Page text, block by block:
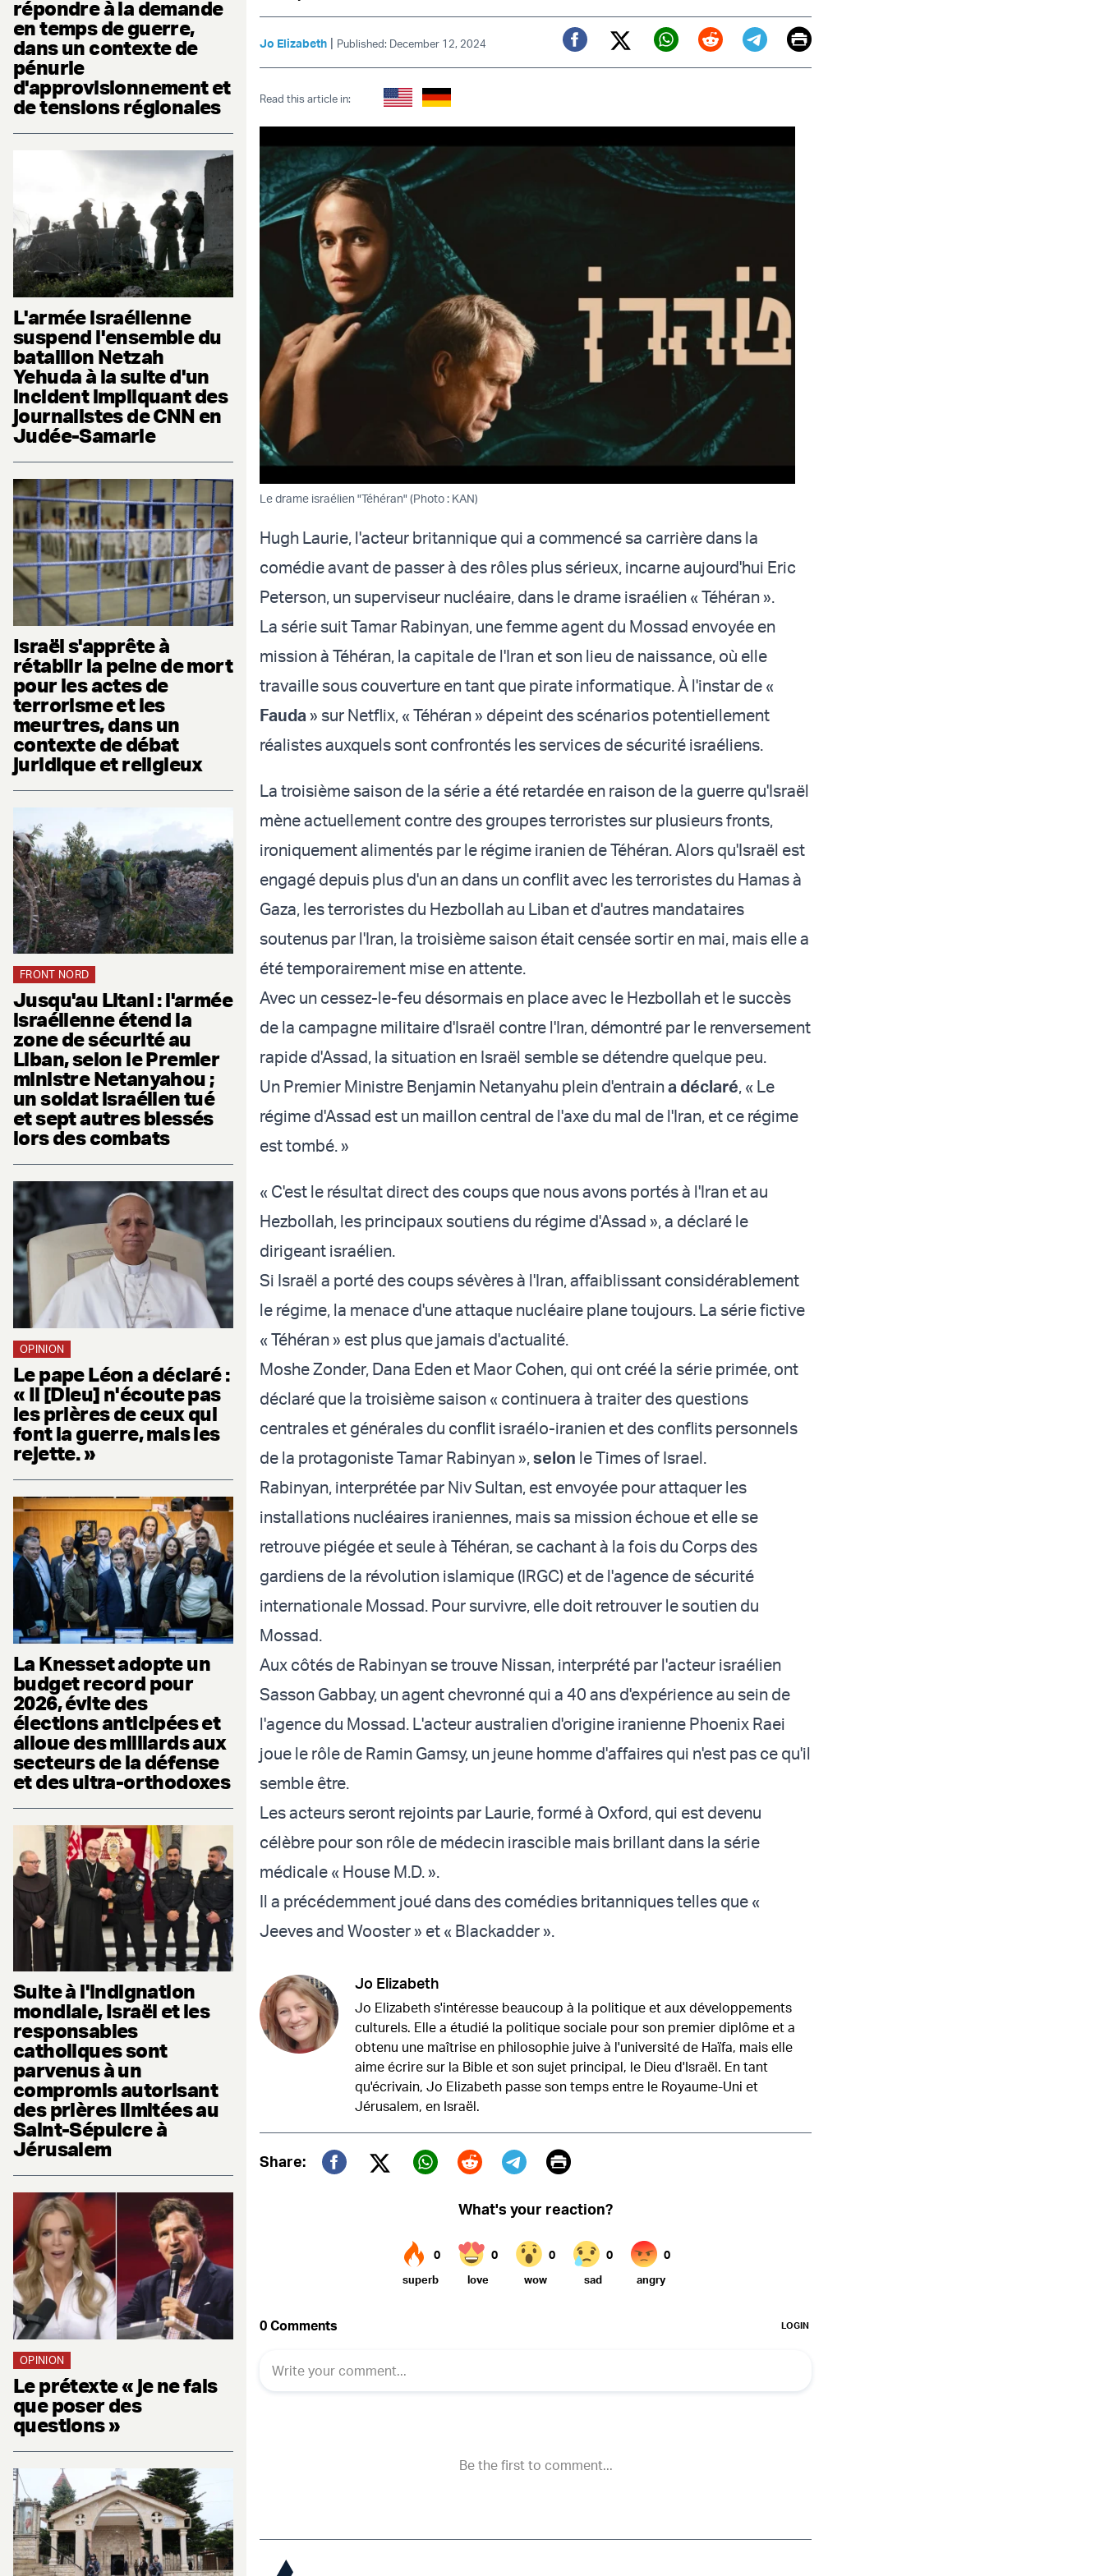
répondre à la demande
en temps de guerre,
dans un contexte de
pénurie
d'approvisionnement et
de tensions régionales
L'armée israélienne
suspend l'ensemble du
bataillon Netzah
Yehuda à la suite d'un
incident impliquant des
journalistes de CNN en
Judée-Samarie
Israël s'apprête à
rétablir la peine de mort
pour les actes de
terrorisme et les
meurtres, dans un
contexte de débat
juridique et religieux
FRONT NORD
Jusqu'au Litani : l'armée
israélienne étend la
zone de sécurité au
Liban, selon le Premier
ministre Netanyahou ;
un soldat israélien tué
et sept autres blessés
lors des combats
OPINION
Le pape Léon a déclaré :
« Il [Dieu] n'écoute pas
les prières de ceux qui
font la guerre, mais les
rejette. »
La Knesset adopte un
budget record pour
2026, évite des
élections anticipées et
alloue des milliards aux
secteurs de la défense
et des ultra-orthodoxes
Suite à l'indignation
mondiale, Israël et les
responsables
catholiques sont
parvenus à un
compromis autorisant
des prières limitées au
Saint-Sépulcre à
Jérusalem
OPINION
Le prétexte « je ne fais
que poser des
questions »
Jo Elizabeth | Published: December 12, 2024
Facebook
Twitter (X)
Whatsapp
RedditTelegram
EmailPrint
Read this article in:
Le drame israélien "Téhéran" (Photo : KAN)
Hugh Laurie, l'acteur britannique qui a commencé sa carrière dans la
comédie avant de passer à des rôles plus sérieux, incarne aujourd'hui Eric
Peterson, un superviseur nucléaire, dans le drame israélien « Téhéran ».
La série suit Tamar Rabinyan, une femme agent du Mossad envoyée en
mission à Téhéran, la capitale de l'Iran et son lieu de naissance, où elle
travaille sous couverture en tant que pirate informatique. À l'instar de «
Fauda » sur Netflix, « Téhéran » dépeint des scénarios potentiellement
réalistes auxquels sont confrontés les services de sécurité israéliens.
La troisième saison de la série a été retardée en raison de la guerre qu'Israël
mène actuellement contre des groupes terroristes sur plusieurs fronts,
ironiquement alimentés par le régime iranien de Téhéran. Alors qu'Israël est
engagé depuis plus d'un an dans un conflit avec les terroristes du Hamas à
Gaza, les terroristes du Hezbollah au Liban et d'autres mandataires
soutenus par l'Iran, la troisième saison était censée sortir en mai, mais elle a
été temporairement mise en attente.
Avec un cessez-le-feu désormais en place avec le Hezbollah et le succès
de la campagne militaire d'Israël contre l'Iran, démontré par le renversement
rapide d'Assad, la situation en Israël semble se détendre quelque peu.
Un Premier Ministre Benjamin Netanyahu plein d'entraina déclaré, « Le
régime d'Assad est un maillon central de l'axe du mal de l'Iran, et ce régime
est tombé. »
« C'est le résultat direct des coups que nous avons portés à l'Iran et au
Hezbollah, les principaux soutiens du régime d'Assad », a déclaré le
dirigeant israélien.
Si Israël a porté des coups sévères à l'Iran, affaiblissant considérablement
le régime, la menace d'une attaque nucléaire plane toujours. La série fictive
« Téhéran » est plus que jamais d'actualité.
Moshe Zonder, Dana Eden et Maor Cohen, qui ont créé la série primée, ont
déclaré que la troisième saison « continuera à traiter des questions
centrales et générales du conflit israélo-iranien et des conflits personnels
de la protagoniste Tamar Rabinyan »,selon le Times of Israel.
Rabinyan, interprétée par Niv Sultan, est envoyée pour attaquer les
installations nucléaires iraniennes, mais sa mission échoue et elle se
retrouve piégée et seule à Téhéran, se cachant à la fois du Corps des
gardiens de la révolution islamique (IRGC) et de l'agence de sécurité
internationale Mossad. Pour survivre, elle doit retrouver le soutien du
Mossad.
Aux côtés de Rabinyan se trouve Nissan, interprété par l'acteur israélien
Sasson Gabbay, un agent chevronné qui a 40 ans d'expérience au sein de
l'agence du Mossad. L'acteur australien d'origine iranienne Phoenix Raei
joue le rôle de Ramin Gamsy, un jeune homme d'affaires qui n'est pas ce qu'il
semble être.
Les acteurs seront rejoints par Laurie, formé à Oxford, qui est devenu
célèbre pour son rôle de médecin irascible mais brillant dans la série
médicale « House M.D. ».
Il a précédemment joué dans des comédies britanniques telles que «
Jeeves and Wooster » et « Blackadder ».
Jo Elizabeth
Jo Elizabeth s'intéresse beaucoup à la politique et aux développements
culturels. Elle a étudié la politique sociale pour son premier diplôme et a
obtenu une maîtrise en philosophie juive à l'université de Haïfa, mais elle
aime écrire sur la Bible et son sujet principal, le Dieu d'Israël. En tant
qu'écrivain, Jo Elizabeth passe son temps entre le Royaume-Uni et
Jérusalem, en Israël.
Share:
Twitter (X)
Print